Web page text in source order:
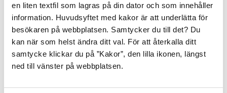
en liten textfil som lagras på din dator och som innehåller
information. Huvudsyftet med kakor är att underlätta för
besökaren på webbplatsen. Samtycker du till det? Du
kan när som helst ändra ditt val. För att återkalla ditt
samtycke klickar du på ”Kakor”, den lilla ikonen, längst
ned till vänster på webbplatsen.
831 90 Östersund
Alla fakturor till måste innehålla mottagarkod och vid
förekommande fall inköpsordernummer som referens.
Leverantörer ska skicka e-faktura till RSG.